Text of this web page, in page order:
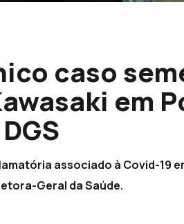
caso
em
associado à Covid-19
Geral da Saúde.